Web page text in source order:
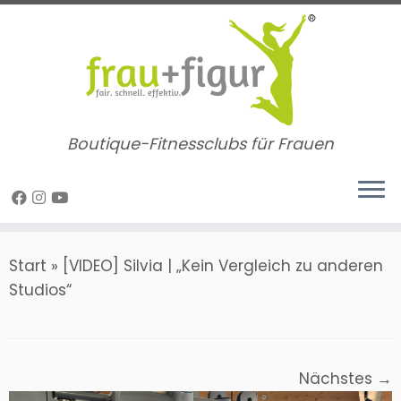
Zum
Boutique-Fitnessclubs für Frauen
Start » [VIDEO] Silvia | „Kein Vergleich zu anderen
Studios“
Nächstes →